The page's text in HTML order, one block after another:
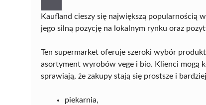
Kaufland cieszy się największą popularnością
jego silną pozycję na lokalnym rynku oraz
Ten supermarket oferuje szeroki wybór
asortyment wyrobów vege i bio. Klienci mogą
sprawiają, że zakupy stają się prostsze i
piekarnia,